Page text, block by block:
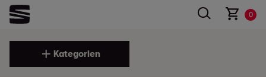
0
Kategorien